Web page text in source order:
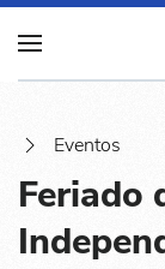
Eventos
Feriado